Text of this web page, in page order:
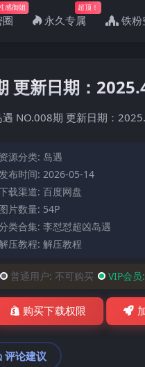
感御姐
永久专属
超顶！
铁粉
更新日期：
NO.008期 更新日期：
资源分类: 岛遇
布时间: 2026-05-14
载渠道: 百度网盘
图片数量: 54P
类合集:李怼怼超凶岛遇
压教程:解压教程
普通用户:不可购买 VIP会员:
购买下载权限
评论建议